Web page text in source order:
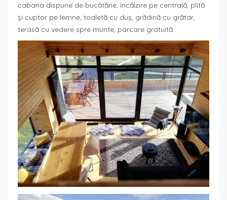
cabana dispune de bucătărie, încălzire pe centrală, plită
și cuptor pe lemne, toaletă cu duș, grădină cu grătar,
terasă cu vedere spre munte, parcare gratuită.